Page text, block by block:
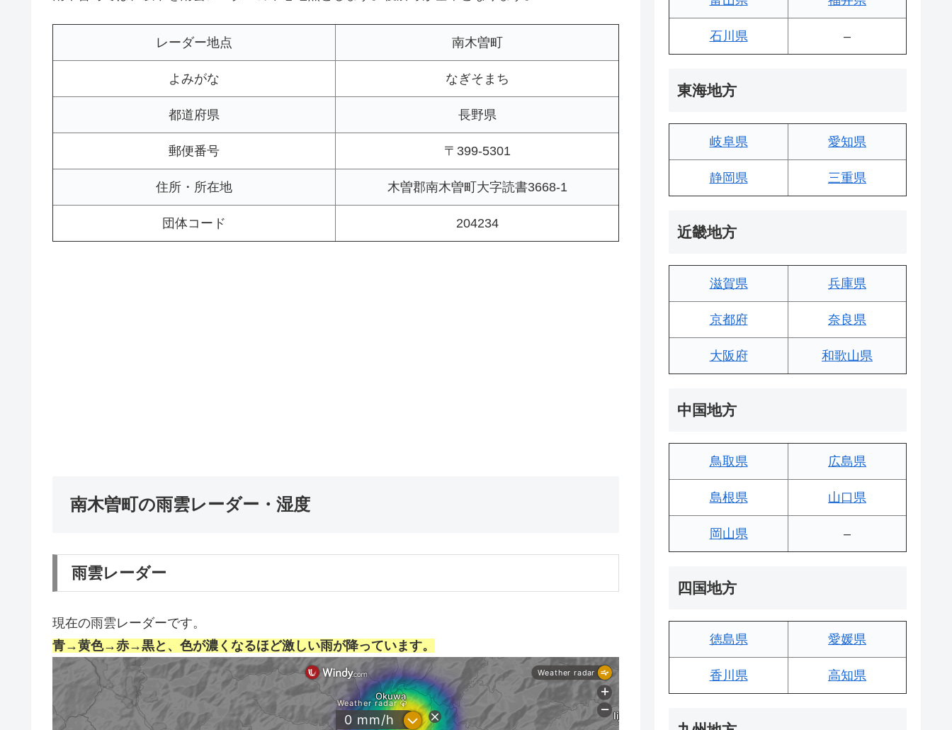
レーダー地点 南木曽町
よみがな なぎそまち
都道府県 長野県
郵便番号 〒399-5301
住所・所在地 木曽郡南木曽町大字読書3668-1
団体コード 204234
南木曽町の雨雲レーダー・湿度
雨雲レーダー
現在の雨雲レーダーです。
青→黄色→赤→黒と、色が濃くなるほど激しい雨が降っています。
石川県 –
東海地方
岐阜県 愛知県
静岡県 三重県
近畿地方
滋賀県 兵庫県
京都府 奈良県
大阪府 和歌山県
中国地方
鳥取県 広島県
島根県 山口県
岡山県 –
四国地方
徳島県 愛媛県
香川県 高知県